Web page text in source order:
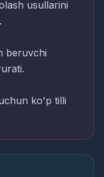
usullarini
beruvchi
ko'p tilli